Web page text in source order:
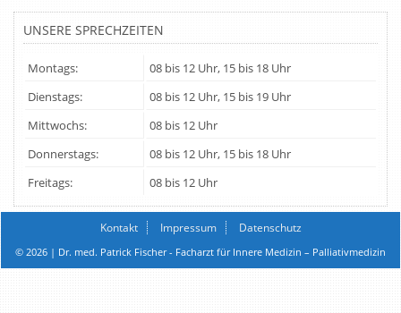
UNSERE SPRECHZEITEN
Montags:
08 bis 12 Uhr, 15 bis 18 Uhr
Dienstags:
08 bis 12 Uhr, 15 bis 19 Uhr
Mittwochs:
08 bis 12 Uhr
Donnerstags:
08 bis 12 Uhr, 15 bis 18 Uhr
Freitags:
08 bis 12 Uhr
Kontakt Impressum
Datenschutz
© 2026 | Dr. med. Patrick Fischer - Facharzt für Innere Medizin – Palliativmedizin